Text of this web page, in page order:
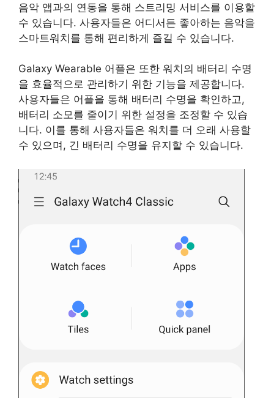
음악 앱과의 연동을 통해 스트리밍 서비스를 이용할
수 있습니다. 사용자들은 어디서든 좋아하는 음악을
스마트워치를 통해 편리하게 즐길 수 있습니다.
Galaxy Wearable 어플은 또한 워치의 배터리 수명
을 효율적으로 관리하기 위한 기능을 제공합니다.
사용자들은 어플을 통해 배터리 수명을 확인하고,
배터리 소모를 줄이기 위한 설정을 조정할 수 있습
니다. 이를 통해 사용자들은 워치를 더 오래 사용할
수 있으며, 긴 배터리 수명을 유지할 수 있습니다.